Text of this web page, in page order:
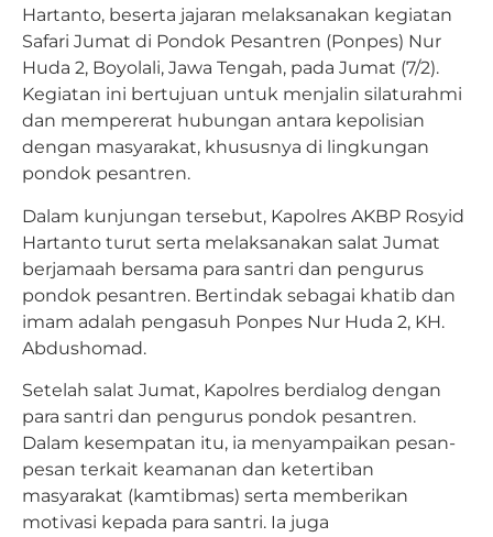
Hartanto, beserta jajaran melaksanakan kegiatan
Safari Jumat di Pondok Pesantren (Ponpes) Nur
Huda 2, Boyolali, Jawa Tengah, pada Jumat (7/2).
Kegiatan ini bertujuan untuk menjalin silaturahmi
dan mempererat hubungan antara kepolisian
dengan masyarakat, khususnya di lingkungan
pondok pesantren.
Dalam kunjungan tersebut, Kapolres AKBP Rosyid
Hartanto turut serta melaksanakan salat Jumat
berjamaah bersama para santri dan pengurus
pondok pesantren. Bertindak sebagai khatib dan
imam adalah pengasuh Ponpes Nur Huda 2, KH.
Abdushomad.
Setelah salat Jumat, Kapolres berdialog dengan
para santri dan pengurus pondok pesantren.
Dalam kesempatan itu, ia menyampaikan pesan-
pesan terkait keamanan dan ketertiban
masyarakat (kamtibmas) serta memberikan
motivasi kepada para santri. Ia juga